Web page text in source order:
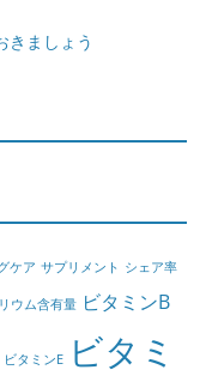
きましょう
ケア サプリメント シェア率
ウム含有量 ビタミンB
タミンE
ビタミ